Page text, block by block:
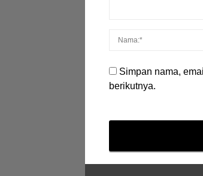
Simpan nama,
berikutnya.